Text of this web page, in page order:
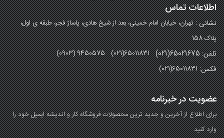
اطلاعات تماس
نشانی :تهران، خیابان امام خمینی، بعد از شیخ هادی، پاساژ فجر، طبقه ی اول،
پلاک 158
تلفن: 65021675(021) (0903) 9450575 (021)65011831
فکس:(021)65011831
عضویت در خبرنامه
برای اطلاع از آخرین و جدید ترین محصولات فروشگاه کار و اندیشه ایمیل خود را
وارد کنید